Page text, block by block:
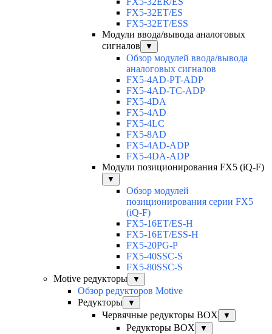
FX5-32ET/ES
FX5-32ET/ESS
Модули ввода/вывода аналоговых
сигналов
▼
Обзор модулей ввода/вывода
аналоговых сигналов
FX5-4AD-PT-ADP
FX5-4AD-TC-ADP
FX5-4DA
FX5-4AD
FX5-4LC
FX5-8AD
FX5-4AD-ADP
FX5-4DA-ADP
Модули позиционирования FX5 (iQ-F)
▼
Обзор модулей
позиционирования серии FX5
(iQ-F)
FX5-16ET/ES-H
FX5-16ET/ESS-H
FX5-20PG-P
FX5-40SSC-S
FX5-80SSC-S
Motive редукторы
▼
Обзор редукторов Motive
Редукторы
▼
Червячные редукторы BOX ▼
Редукторы BOX ▼